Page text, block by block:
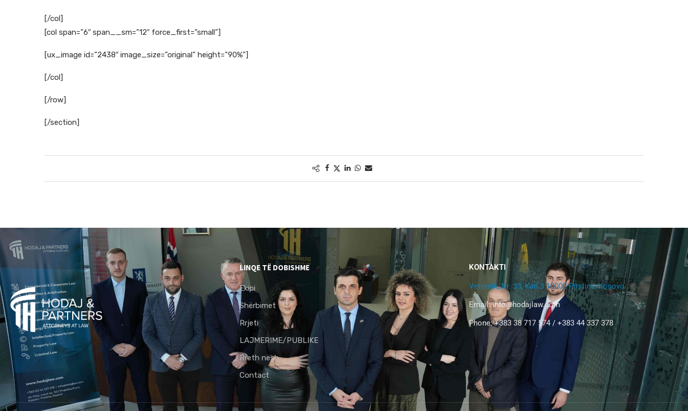
[/col]
[col span=”6″ span__sm=”12″ force_first=”small”]
[ux_image id=”2438″ image_size=”original” height=”90%”]
[/col]
[/row]
[/section]
LINQE TË DOBISHME
Ekipi
Shërbimet
Rrjeti
LAJMERIME/PUBLIKE
Rreth nesh
Contact
KONTAKTI
Veternik, Nr. 33, Kati 3 10000 Pristina, Kosovo
Email:info@hodajlaw.com
Phone: +383 38 717 574 / +383 44 337 378